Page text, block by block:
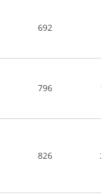
692
796
826